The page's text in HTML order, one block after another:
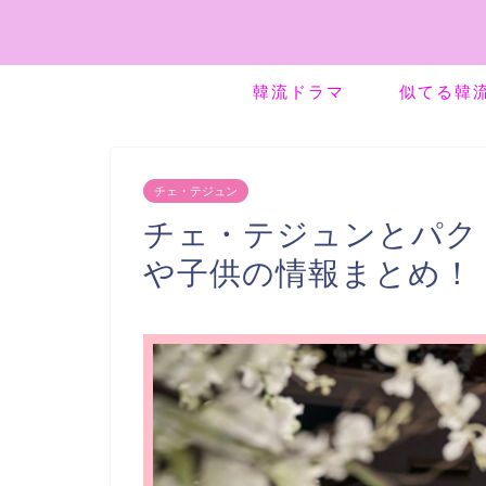
韓流ドラマ 似てる韓
チェ・テジュン
チェ・テジュンとパ
や子供の情報まとめ！